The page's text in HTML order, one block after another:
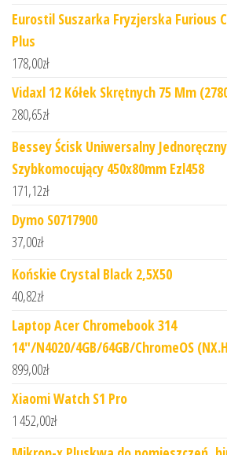
Eurostil Suszarka Fryzjerska Furious
Plus
178,00zł
Vidaxl 12 Kółek Skrętnych 75 Mm
280,65zł
Bessey Ścisk Uniwersalny Jednoręczny
Szybkomocujący 450x80mm Ezl458
171,12zł
Dymo S0717900
37,00zł
Końskie Crystal Black 2,5X50
40,82zł
Laptop Acer Chromebook 314
14"/N4020/4GB/64GB/ChromeOS
899,00zł
Xiaomi Watch S1 Pro
1 452,00zł